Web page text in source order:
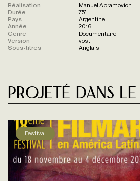
Réalisation
Manuel Abramovich
Durée
75'
Pays
Argentine
Année
2016
Genre
Documentaire
Version
vost
Sous-titres
Anglais
Projeté dans
Festival